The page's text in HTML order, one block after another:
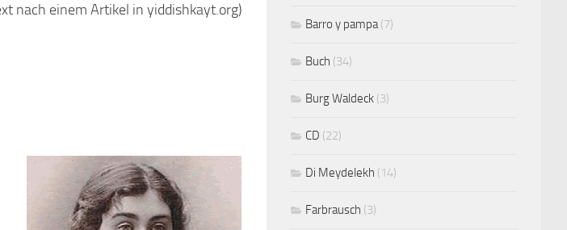
nach einem Artikel in yiddishkayt.org)
Barro y pampa (7)
Buch (34)
Burg Waldeck (3)
CD (22)
Di Meydelekh (14)
Farbrausch (3)